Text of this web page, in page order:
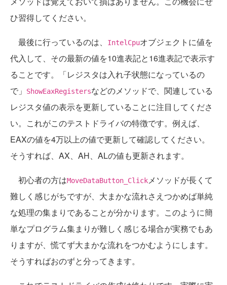
ひ習得してください。
最後に行っているのは、 IntelCpuオブジェクトに値を
代入して、その最新の値を10進表記と16進表記で表示す
ることです。「レジスタは入れ子状態になっているの
で」
ShowEaxRegistersなどのメソッドで、関連している
レジスタ値の表示を更新していることに注目してくださ
い。これがこのテストドライバの特徴です。例えば、
EAXの値を4万以上の値で更新して確認してください。
そうすれば、AX、AH、ALの値も更新されます。
初心者の方はMoveDataButton_Clickメソッドが長くて
難しく感じがちですが、大まかな流れさえつかめば単純
な処理の集まりであることが分かります。このように簡
単なプログラム集まりが難しく感じる場合が実務でもあ
りますが、慌てず大まかな流れをつかむようにします。
そうすればおのずと分ってきます。